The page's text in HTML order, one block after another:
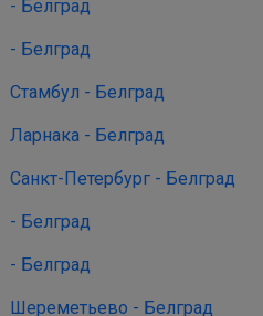
- Белград
- Белград
Стамбул - Белград
Ларнака - Белград
Санкт-Петербург - Белград
- Белград
- Белград
Шереметьево - Белград